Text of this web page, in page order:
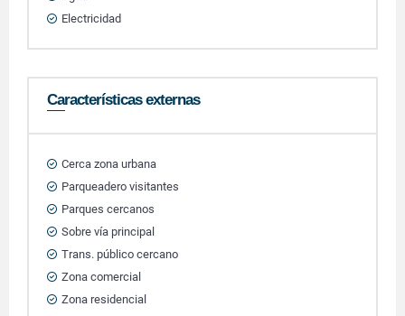
Electricidad
Características externas
Cerca zona urbana
Parqueadero visitantes
Parques cercanos
Sobre vía principal
Trans. público cercano
Zona comercial
Zona residencial